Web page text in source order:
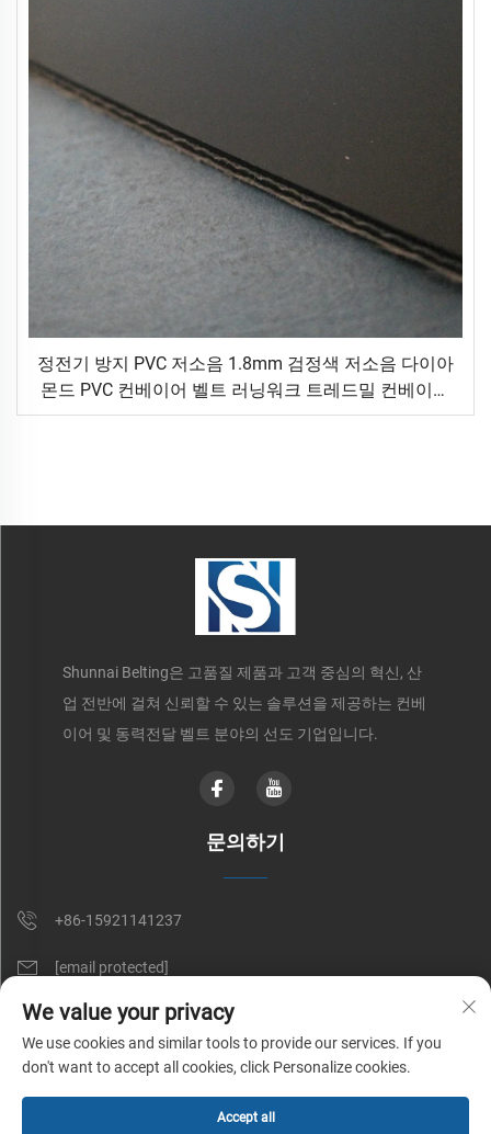
정전기 방지 PVC 저소음 1.8mm 검정색 저소음 다이아
몬드 PVC 컨베이어 벨트 러닝워크 트레드밀 컨베이어
벨트
Shunnai Belting은 고품질 제품과 고객 중심의 혁신, 산
업 전반에 걸쳐 신뢰할 수 있는 솔루션을 제공하는 컨베
이어 및 동력전달 벨트 분야의 선도 기업입니다.
문의하기
+86-15921141237
[email protected]
RM 602, NO. 1509, CAOAN ROAD, SHANGHAI, CHINA
Copyright © Shunnai Belting (Shanghai) Co., Ltd. All Rights Reserved |
개인정보 처리방침
We value your privacy
We use cookies and similar tools to provide our services. If you
don't want to accept all cookies, click Personalize cookies.
Accept all